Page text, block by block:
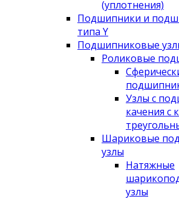
(уплотнения)
Подшипники и
типа Y
Подшипниковые
Роликовые
Узлы с
качения с
Шариковые
узлы
Натяжные
узлы